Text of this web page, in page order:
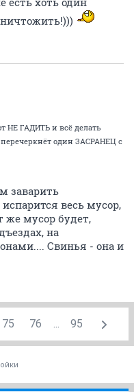
НЕ ГАДИТЬ и всё делать
один ЗАСРАНЕЦ с
заварить
весь мусор,
же мусор будет,
на
Свинья - она и
75 76 ... 95